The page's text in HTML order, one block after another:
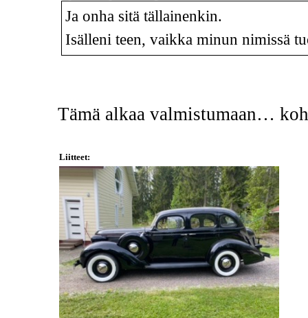
Ja onha sitä tällainenkin.
Isälleni teen, vaikka minun nimissä
Tämä alkaa valmistumaan…
Liitteet: